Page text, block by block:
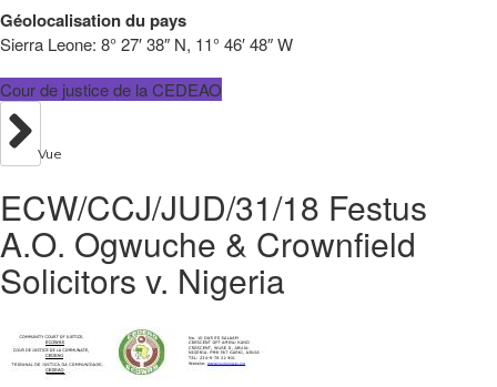
Géolocalisation du pays
Sierra Leone: 8° 27′ 38″ N, 11° 46′ 48″ W
Cour de justice de la CEDEAO
Vue
ECW/CCJ/JUD/31/18 Festus
A.O. Ogwuche & Crownfield
Solicitors v. Nigeria